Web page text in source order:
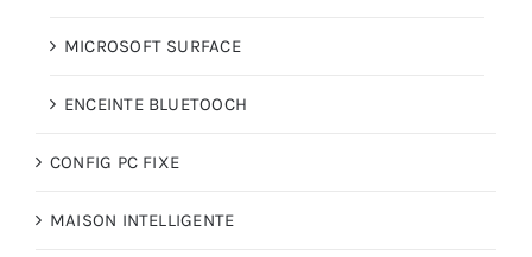
MICROSOFT SURFACE
ENCEINTE BLUETOOCH
CONFIG PC FIXE
MAISON INTELLIGENTE